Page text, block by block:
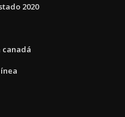
2020
canadá